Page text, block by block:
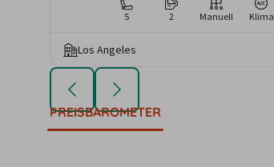
5 2 Manuell Klima
Los Angeles
PREISBAROMETER